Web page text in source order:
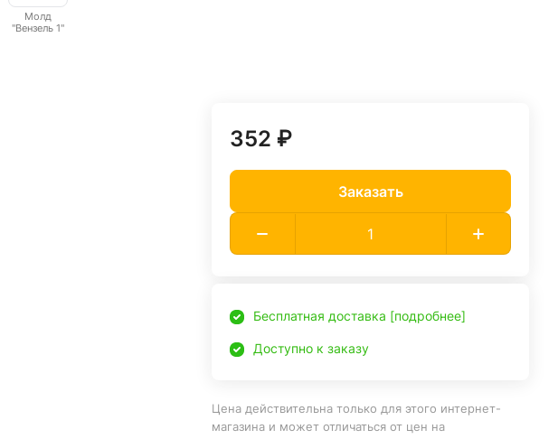
Молд
"Вензель 1"
352 ₽
Заказать
Бесплатная доставка [подробнее]
Доступно к заказу
Цена действительна только для этого интернет-
магазина и может отличаться от цен на